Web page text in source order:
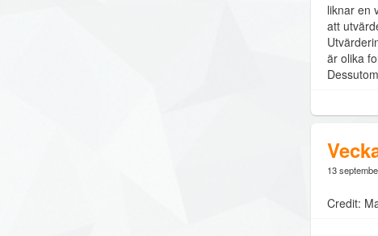
liknar en
att
är olika
13
Credit: